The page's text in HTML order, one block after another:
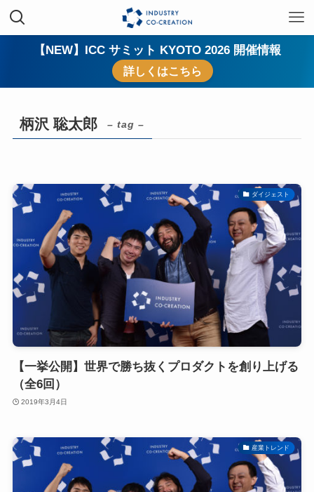
【NEW】ICC サミット KYOTO 2026 開催情報
詳しくはこちら
柄沢 聡太郎 – tag –
ダイジェスト
【一挙公開】世界で勝ち抜くプロダクトを創り上げる
（全6回）
2019年3月4日
産業トレンド